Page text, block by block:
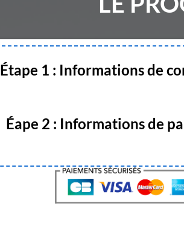
Étape 1 : Informations de
Éape 2 : Informations de